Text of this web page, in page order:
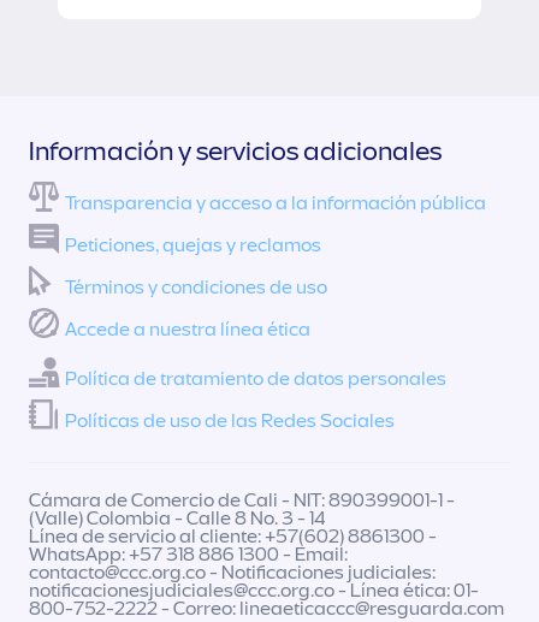
Información y servicios adicionales
Transparencia y acceso a la información pública
Peticiones, quejas y reclamos
Términos y condiciones de uso
Accede a nuestra línea ética
Política de tratamiento de datos personales
Políticas de uso de las Redes Sociales
Cámara de Comercio de Cali - NIT: 890399001-1 -
(Valle) Colombia - Calle 8 No. 3 - 14
Línea de servicio al cliente: +57(602) 8861300 -
WhatsApp: +57 318 886 1300 - Email:
contacto@ccc.org.co- Notificaciones judiciales:
notificacionesjudiciales@ccc.org.co- Línea ética: 01-
800-752-2222 - Correo: lineaeticaccc@resguarda.com